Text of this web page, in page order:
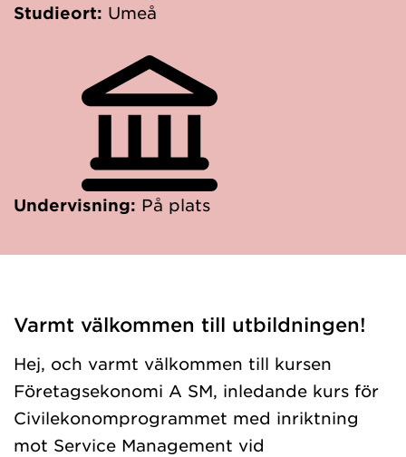
Studieort: Umeå
Undervisning: På plats
Varmt välkommen till utbildningen!
Hej, och varmt välkommen till kursen
Företagsekonomi A SM, inledande kurs för
Civilekonomprogrammet med inriktning
mot Service Management vid